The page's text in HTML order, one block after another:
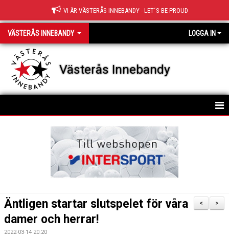
VI ÄR VÄSTERÅS INNEBANDY - LET´S BE PROUD
VÄSTERÅS INNEBANDY LOGGA IN
Västerås Innebandy
KLUBBFAKTA
>
<
Äntligen startar slutspelet för våra
damer och herrar!
2022-03-14 20:20